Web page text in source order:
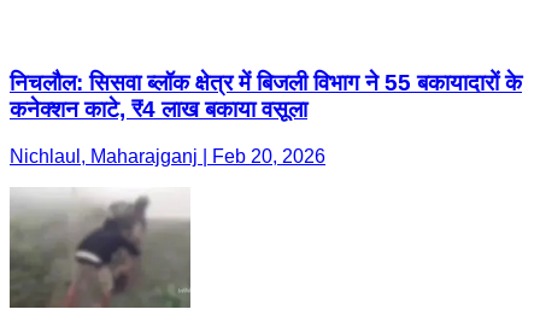
निचलौल: सिसवा ब्लॉक क्षेत्र में बिजली विभाग ने 55 बकायादारों के
कनेक्शन काटे, ₹4 लाख बकाया वसूला
Nichlaul, Maharajganj | Feb 20, 2026